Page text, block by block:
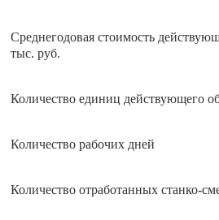
Среднегодовая стоимость
тыс. руб.
Количество единиц действующего
Количество рабочих дней
Количество отработанных станко-